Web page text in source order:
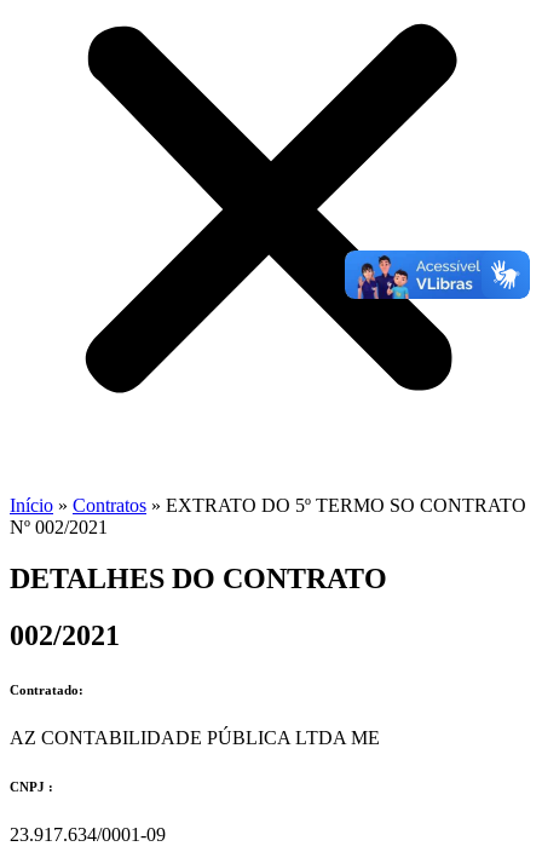
Início » Contratos » EXTRATO DO 5º TERMO SO CONTRATO
Nº 002/2021
DETALHES DO CONTRATO​
002/2021
Contratado:
AZ CONTABILIDADE PÚBLICA LTDA ME
CNPJ :
23.917.634/0001-09